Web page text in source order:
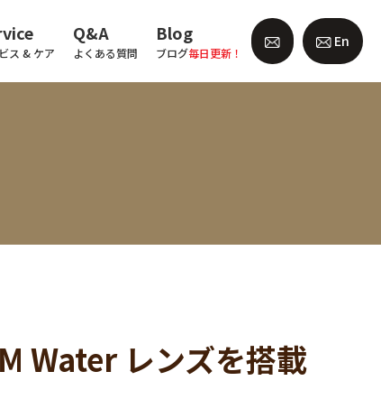
ス & ケア
Q&A
よくある質問
Blog
ブログ毎日更新！
En
Water レンズを搭載